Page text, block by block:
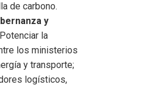
de carbono.
y
Potenciar la
los ministerios
y transporte;
logísticos,